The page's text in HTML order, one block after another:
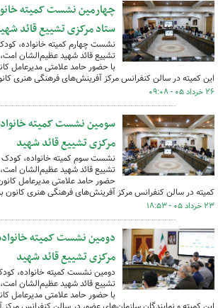
چهارمین نشست کمیته
ستاد مرکزی تشییع قائد
نشست چهارم کمیته خانواده،
با حضور حامد علامتی مدیرعامل
این کمیته در سالن کنفرانس مرکز آفرینش‌های فرهنگی هنری
۲۶ خرداد ۰۵ - ۰۹:۰۸
سومین نشست کمیته
مرکزی تشییع قائد شهید
نشست سوم کمیته خانواده، کودک
حضور حامد علامتی مدیرعامل
کمیته در سالن کنفرانس مرکز آفرینش‌های فرهنگی هنری کانون
۲۳ خرداد ۰۵ - ۱۸:۵۳
دومین نشست کمیته
مرکزی تشییع قائد شهید
دومین نشست کمیته خانواده،
با حضور حامد علامتی مدیرعامل